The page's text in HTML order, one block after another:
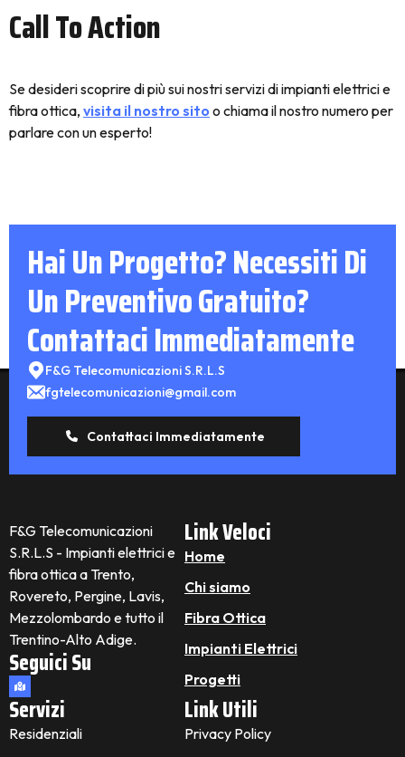
Call To Action
Se desideri scoprire di più sui nostri servizi di impianti elettrici e
fibra ottica, visita il nostro sito o chiama il nostro numero per
parlare con un esperto!
Hai Un Progetto? Necessiti Di
Un Preventivo Gratuito?
Contattaci Immediatamente
F&G Telecomunicazioni S.R.L.S
fgtelecomunicazioni@gmail.com
Contattaci Immediatamente
F&G Telecomunicazioni
S.R.L.S - Impianti elettrici e
fibra ottica a Trento,
Rovereto, Pergine, Lavis,
Mezzolombardo e tutto il
Trentino-Alto Adige.
Seguici Su
Link Veloci
Home
Chi siamo
Fibra Ottica
Impianti Elettrici
Progetti
Servizi
Residenziali
Link Utili
Privacy Policy